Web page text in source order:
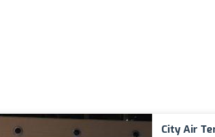
City Air